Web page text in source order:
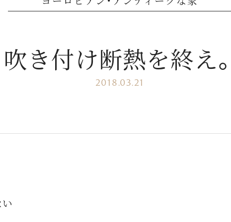
吹き付け断熱を終え
2018.03.21